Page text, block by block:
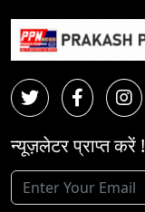
न्यूज़लेटर प्राप्त करें !